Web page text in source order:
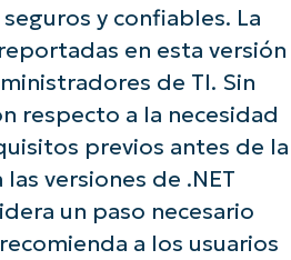
y confiables. La
en esta versión
de TI. Sin
respecto a la necesidad
previos antes de la
versiones de .NET
un paso necesario
a los usuarios